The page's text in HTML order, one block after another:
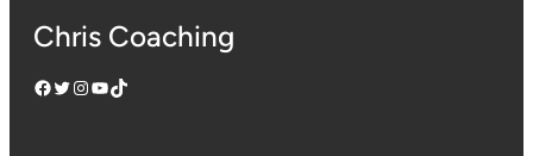
Chris Coaching
Facebook Twitter InstagramYouTube TikTok